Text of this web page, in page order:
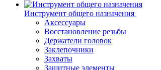
Инструмент общего назначения
Аксессуары
Восстановление резьбы
Держатели головок
Заклепочники
Захваты
Защитные элементы